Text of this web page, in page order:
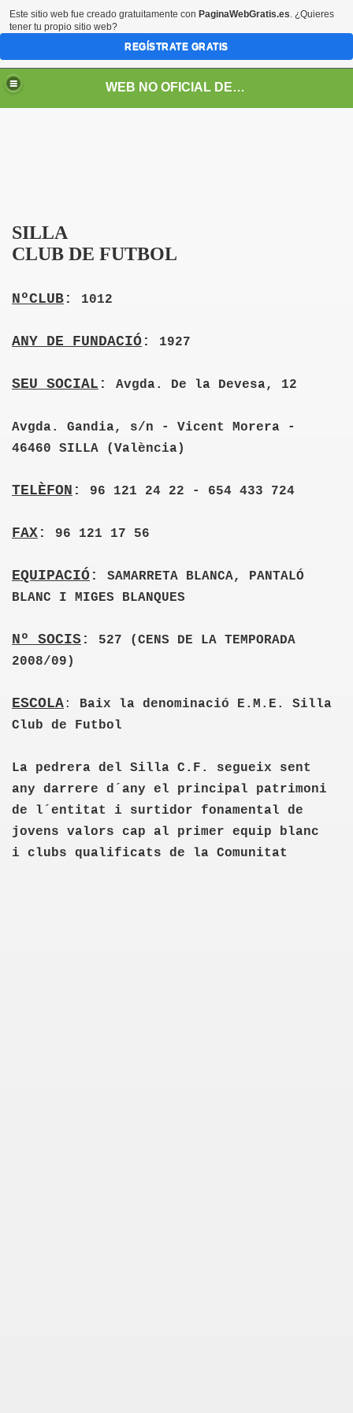
WEB NO OFICIAL DEL SILLA CLUB DE FUTBOL
SILLA
CLUB DE FUTBOL
NºCLUB : 1012
ANY DE FUNDACIÓ : 1927
SEU SOCIAL : Avgda. De la Devesa, 12
Avgda. Gandia, s/n - Vicent Morera -
46460 SILLA (València)
TELÈFON : 96 121 24 22 - 654 433 724
FAX : 96 121 17 56
EQUIPACIÓ :
SAMARRETA BLANCA, PANTALÓ
BLANC I MIGES BLANQUES
Nº SOCIS :
527 (CENS DE LA TEMPORADA
2008/09)
ESCOLA: Baix la denominació E.M.E. Silla
Club de Futbol
La pedrera del Silla C.F. segueix sent
any darrere d´any el principal patrimoni
de l´entitat i surtidor fonamental de
jovens valors cap al primer equip blanc
i clubs qualificats de la Comunitat
Este sitio web fue creado gratuitamente con PaginaWebGratis.es. ¿Quieres
tener tu propio sitio web?
REGÍSTRATE GRATIS